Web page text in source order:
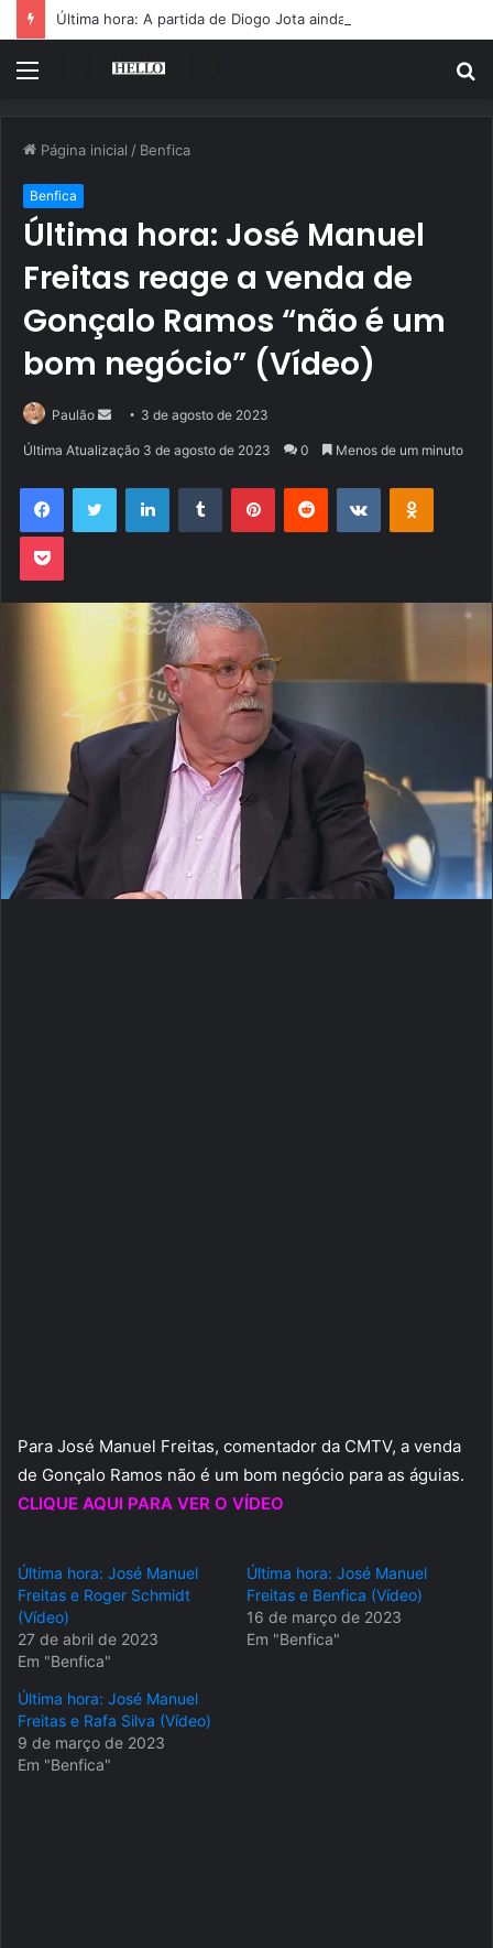
Menu
Página inicial / Benfica
Benfica
Última hora: José Manuel
Freitas reage a venda de
Gonçalo Ramos “não é um
bom negócio” (Vídeo)
Paulão
Mande
mail
3 de agosto de 2023
Última Atualização 3 de agosto de 2023 0 Menos de um minuto
FacebookTwitter LinkedinTumblr PinterestReddit VK OK
Pocket
Para José Manuel Freitas, comentador da CMTV, a venda
de Gonçalo Ramos não é um bom negócio para as águias.
CLIQUE AQUI PARA VER O VÍDEO
Última hora: José Manuel
Freitas e Roger Schmidt
(Vídeo)
27 de abril de 2023
Em "Benfica"
Última hora: José Manuel
Freitas e Benfica (Vídeo)
16 de março de 2023
Em "Benfica"
Última hora: José Manuel
Freitas e Rafa Silva (Vídeo)
9 de março de 2023
Em "Benfica"